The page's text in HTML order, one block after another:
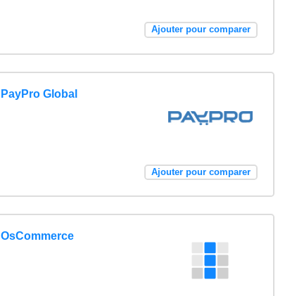
Ajouter pour comparer
PayPro Global
Ajouter pour comparer
OsCommerce